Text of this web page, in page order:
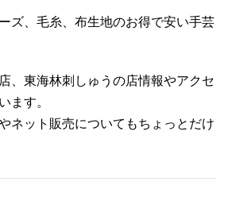
ズ、毛糸、布生地のお得で安い手芸
、東海林刺しゅうの店情報やアクセ
ます。
ネット販売についてもちょっとだけ